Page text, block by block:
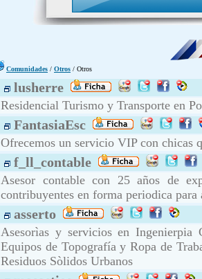
Comunidades / Otros / Otros
lusherre
Residencial Turismo y Transporte en
FantasiaEsc
Ofrecemos un servicio VIP con chicas
f_ll_contable
Asesor contable con 25 años de
contribuyentes en forma periodica para
asserto
Asesorìas y servicios en Ingenierpia
Equipos de Topografía y Ropa de
Residuos Sòlidos Urbanos